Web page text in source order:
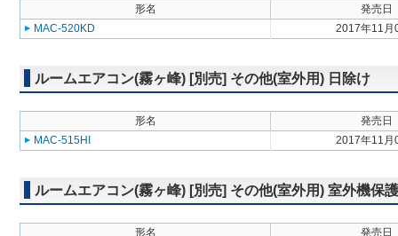
形名
発売日
MAC-520KD
2017年11月
ルームエアコン(霧ヶ峰) [別売] その他(室外用) 日除け
形名
発売日
MAC-515HI
2017年11月
ルームエアコン(霧ヶ峰) [別売] その他(室外用) 室外機保
形名
発売日